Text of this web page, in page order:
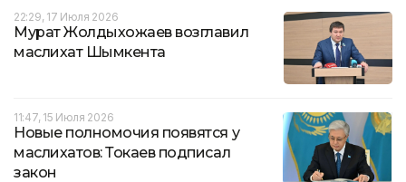
22:29, 17 Июля 2026
Мурат Жолдыхожаев возглавил
маслихат Шымкента
11:47, 15 Июля 2026
Новые полномочия появятся у
маслихатов: Токаев подписал
закон